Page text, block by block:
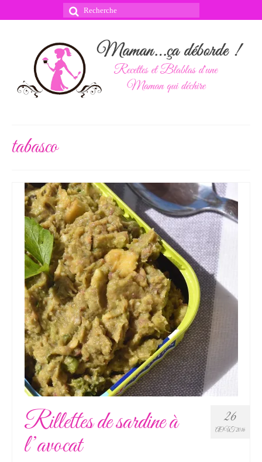
Rechercher
tabasco
26
AOÛT 2016
Rillettes de sardine à
l’avocat